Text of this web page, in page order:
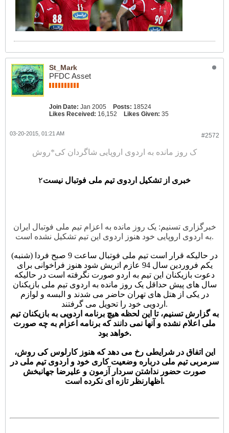
St_Mark
PFDC Asset
Join Date: Jan 2005 Posts: 18524
Likes Received: 16,152 Likes Given: 35
#2572
03-20-2015, 01:21 AM
ک روز مانده به اردوی اروپایی شاگردان کی*روش
۲خبری از تشکیل اردوی تیم ملی فوتبال نیست
خبرگزاری تسنیم: یک روز مانده به اعزام تیم ملی فوتبال ایران
به اردوی اروپایی خود هنوز اردوی این تیم تشکیل نشده است.
در حالیکه قرار است تیم ملی فوتبال ساعت 9 صبح فردا (شنبه)
یکم فروردین سال 94 عازم اتریش شود هنوز فراخوانی برای
دعوت بازیکنان این تیم به اردو صورت نگرفته است در حالیکه
سال های پیش حداقل یک روز مانده به اردوی تیم ملی بازیکنان
در یکی از هتل های تهران حاضر می شدند و البسه و لوازم
اردویی خود را تحویل می گرفتند.
به گزارش تسنیم، تا این لحظه هیچ برنامه اردویی به بازیکنان تیم
ملی اعلام نشده و آنها نمی دانند که برنامه اعزام به چه صورت
خواهد بود.
این اتفاق در شرایطی رخ می دهد که هنوز کارلوس کی روش،
سرمربی تیم ملی درباره وضعیت کاری خود و اردوی تیم ملی در
صورت حضور نداشتن سردار آزمون و علیرضا جهانبخش
اظهارنظر تازه ای نکرده است.